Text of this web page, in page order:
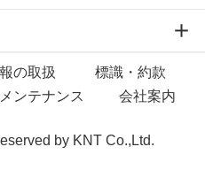
の取扱
標識・約款
ンテナンス 会社案内
by KNT Co.,Ltd.